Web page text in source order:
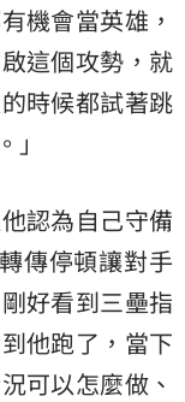
機會當英雄，
這個攻勢，就
時候都試著跳
認為自己守備
傳停頓讓對手
好看到三壘指
他跑了，當下
可以怎麼做、